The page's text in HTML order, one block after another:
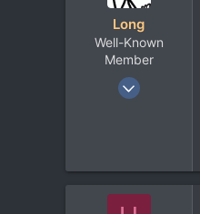
Long
Well-Known
Member
27 Фев 2008
Moscow
www.long.ru